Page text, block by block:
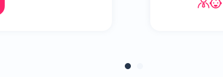
врача-акушера-гинеколога первичный (к.м.н.)
врача-акушера-гинеколога первичный